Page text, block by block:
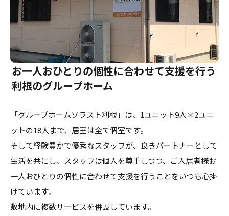
お一人おひとりの個性に合わせて支援を行う
利根のグループホーム
「グループホームソラスト利根」は、1ユニット9人×2ユニ
ットの18人まで、居室は全て個室です。
そして経験豊かで優秀なスタッフが、良きパートナーとして
生活を共にし、スタッフは個人を尊重しつつ、ご入居者様お
一人おひとりの個性に合わせて支援を行うことをいつも心掛
けています。
敷地内に複数サービスを併設しています。